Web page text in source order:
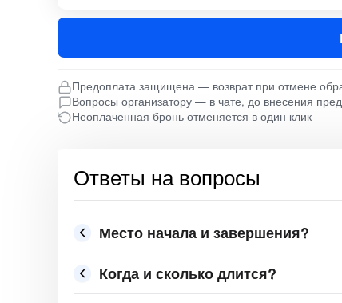
Предоплата защищена — возврат при отмене
Вопросы организатору — в чате, до внесения
Неоплаченная бронь отменяется в один клик
Ответы на вопросы
Место начала и завершения?
Когда и сколько длится?